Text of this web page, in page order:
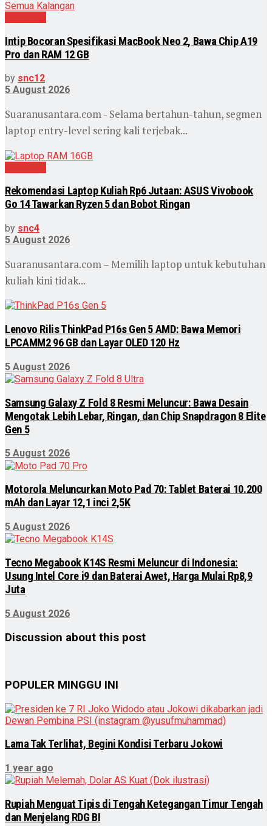
Intip Bocoran Spesifikasi MacBook Neo 2, Bawa Chip A19
Pro dan RAM 12 GB
by snc12
5 August 2026
Suaranusantara.com - Selama bertahun-tahun, segmen
laptop entry-level sering kali terjebak...
Rekomendasi Laptop Kuliah Rp6 Jutaan: ASUS Vivobook
Go 14 Tawarkan Ryzen 5 dan Bobot Ringan
by snc4
5 August 2026
Suaranusantara.com – Memilih laptop untuk kebutuhan
kuliah kini tidak...
Lenovo Rilis ThinkPad P16s Gen 5 AMD: Bawa Memori
LPCAMM2 96 GB dan Layar OLED 120 Hz
5 August 2026
Samsung Galaxy Z Fold 8 Resmi Meluncur: Bawa Desain
Mengotak Lebih Lebar, Ringan, dan Chip Snapdragon 8 Elite
Gen 5
5 August 2026
Motorola Meluncurkan Moto Pad 70: Tablet Baterai 10.200
mAh dan Layar 12,1 inci 2,5K
5 August 2026
Tecno Megabook K14S Resmi Meluncur di Indonesia:
Usung Intel Core i9 dan Baterai Awet, Harga Mulai Rp8,9
Juta
5 August 2026
Discussion about this post
POPULER MINGGU INI
Lama Tak Terlihat, Begini Kondisi Terbaru Jokowi
1 year ago
Rupiah Menguat Tipis di Tengah Ketegangan Timur Tengah
dan Menjelang RDG BI